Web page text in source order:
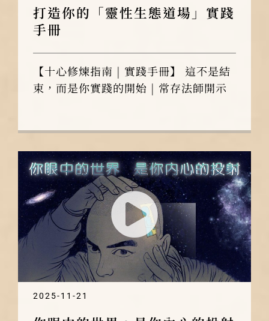
打造你的「靈性生態道場」實踐
手冊
【十心修煉指南 | 實踐手冊】 這不是結
束，而是你實踐的開始 | 常存法師開示
2025-11-21